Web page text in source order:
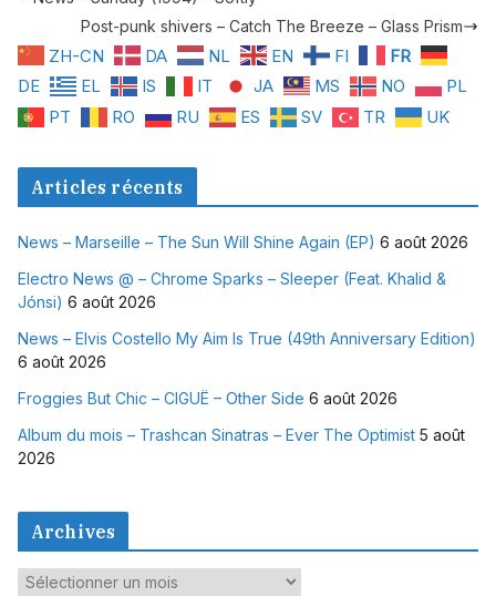
Post-punk shivers – Catch The Breeze – Glass Prism
ZH-CN DA NL EN FI
FR
DE
EL IS IT JA MS NO
PL
PT
RO RU ES SV TR UK
Articles récents
News – Marseille – The Sun Will Shine Again (EP) 6 août 2026
Electro News @ – Chrome Sparks – Sleeper (Feat. Khalid &
Jónsi) 6 août 2026
News – Elvis Costello My Aim Is True (49th Anniversary Edition)
6 août 2026
Froggies But Chic – CIGUË – Other Side 6 août 2026
Album du mois – Trashcan Sinatras – Ever The Optimist 5 août
2026
Archives
A